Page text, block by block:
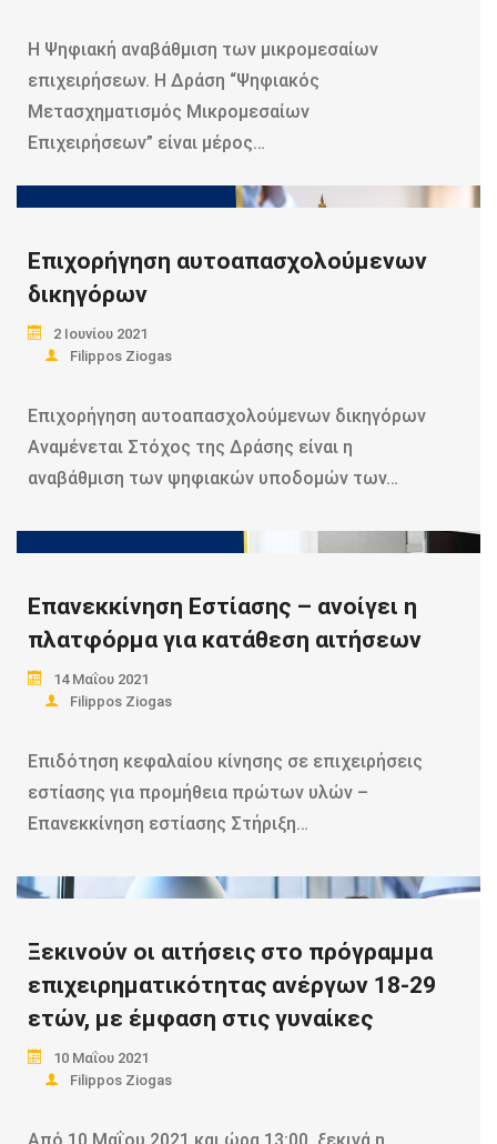
Η Ψηφιακή αναβάθμιση των μικρομεσαίων
επιχειρήσεων. Η Δράση “Ψηφιακός
Μετασχηματισμός Μικρομεσαίων
Επιχειρήσεων” είναι μέρος…
Επιχορήγηση αυτοαπασχολούμενων
δικηγόρων
2 Ιουνίου 2021
Filippos Ziogas
Επιχορήγηση αυτοαπασχολούμενων δικηγόρων
Αναμένεται Στόχος της Δράσης είναι η
αναβάθμιση των ψηφιακών υποδομών των…
Επανεκκίνηση Εστίασης – ανοίγει η
πλατφόρμα για κατάθεση αιτήσεων
14 Μαΐου 2021
Filippos Ziogas
Επιδότηση κεφαλαίου κίνησης σε επιχειρήσεις
εστίασης για προμήθεια πρώτων υλών –
Επανεκκίνηση εστίασης Στήριξη…
Ξεκινούν οι αιτήσεις στο πρόγραμμα
επιχειρηματικότητας ανέργων 18-29
ετών, με έμφαση στις γυναίκες
10 Μαΐου 2021
Filippos Ziogas
Από 10 Μαΐου 2021 και ώρα 13:00, ξεκινά η